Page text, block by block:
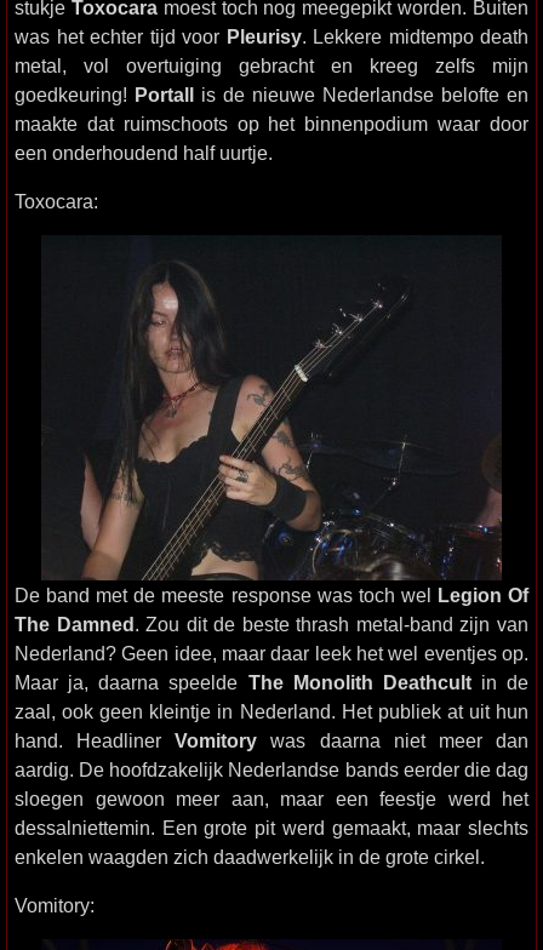
stukje Toxocaramoest toch nog meegepikt worden. Buiten
was het echter tijd voor Pleurisy. Lekkere midtempo death
metal, vol overtuiging gebracht en kreeg zelfs mijn
goedkeuring! Portall is de nieuwe Nederlandse belofte en
maakte dat ruimschoots op het binnenpodium waar door
een onderhoudend half uurtje.
Toxocara:
De band met de meeste response was toch wel Legion Of
The Damned. Zou dit de beste thrash metal-band zijn van
Nederland? Geen idee, maar daar leek het wel eventjes op.
Maar ja, daarna speelde The Monolith Deathcultin de
zaal, ook geen kleintje in Nederland. Het publiek at uit hun
hand. HeadlinerVomitory was daarna niet meer dan
aardig. De hoofdzakelijk Nederlandse bands eerder die dag
sloegen gewoon meer aan, maar een feestje werd het
dessalniettemin. Een grote pit werd gemaakt, maar slechts
enkelen waagden zich daadwerkelijk in de grote cirkel.
Vomitory: